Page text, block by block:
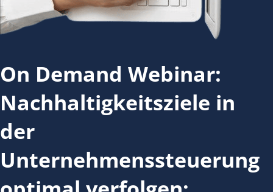
On Demand Webinar:
Nachhaltigkeitsziele in
der
Unternehmenssteuerung